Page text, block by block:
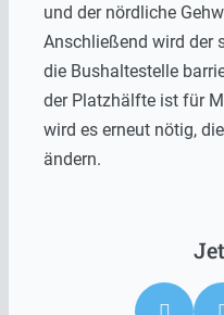
und der nördliche
Anschließend wird der
die Bushaltestelle
der Platzhälfte ist für
wird es erneut nötig,
ändern.